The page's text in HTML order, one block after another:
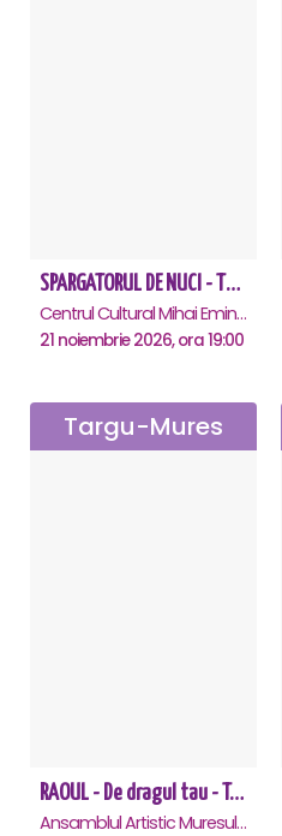
SPARGATORUL DE NUCI - Turneu National - Targu Mures
Centrul Cultural Mihai Eminescu, Targu-Mures
21 noiembrie 2026, ora 19:00
Targu-Mures
RAOUL - De dragul tau - Targu Mures
Ansamblul Artistic Muresul, Targu-Mures